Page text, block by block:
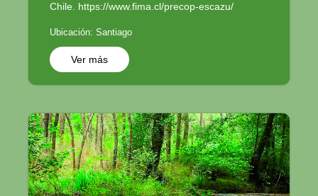
Chile. https://www.fima.cl/precop-escazu/
Ubicación: Santiago
Ver más